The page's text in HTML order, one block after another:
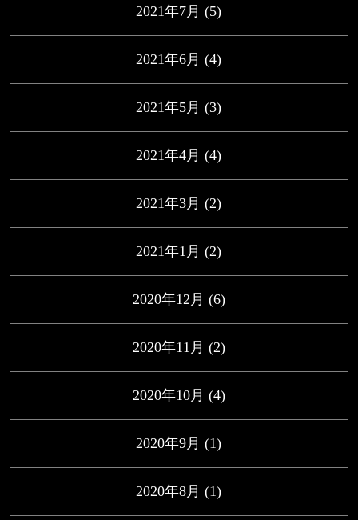
2021年7月 (5)
2021年6月 (4)
2021年5月 (3)
2021年4月 (4)
2021年3月 (2)
2021年1月 (2)
2020年12月 (6)
2020年11月 (2)
2020年10月 (4)
2020年9月 (1)
2020年8月 (1)